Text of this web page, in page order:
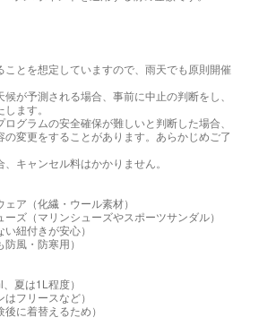
ことを想定していますので、雨天でも原則開催
候が予測される場合、事前に中止の判断をし、
ます。
ログラムの安全確保が難しいと判断した場合、
の変更をすることがあります。あらかじめご了
キャンセル料はかかりません。
ア（化繊・ウール素材）
ーズ（マリンシューズやスポーツサンダル）
紐付きが安心）
風・防寒用）
夏は1L程度）
フリースなど）
に着替えるため）